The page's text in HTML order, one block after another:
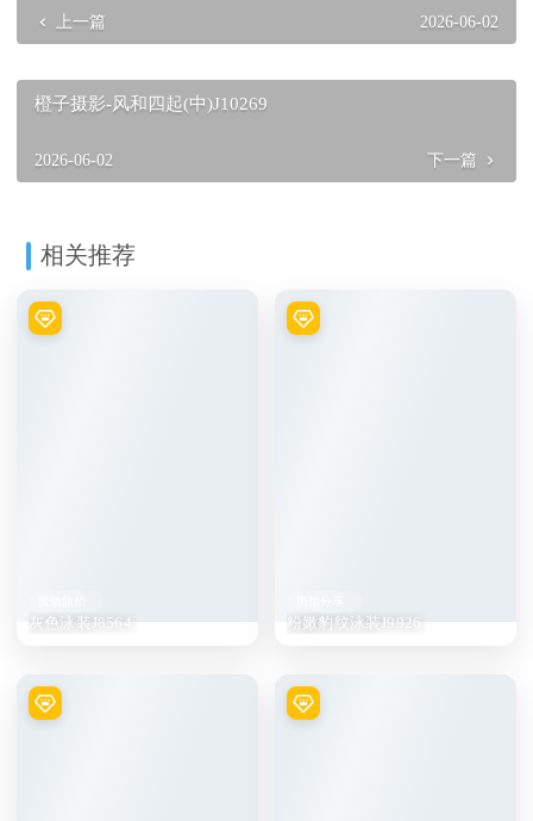
上一篇 2026-06-02
橙子摄影-风和四起(中)J10269
2026-06-02 下一篇
相关推荐
灰色泳装J8564 粉嫩豹纹泳装J9926